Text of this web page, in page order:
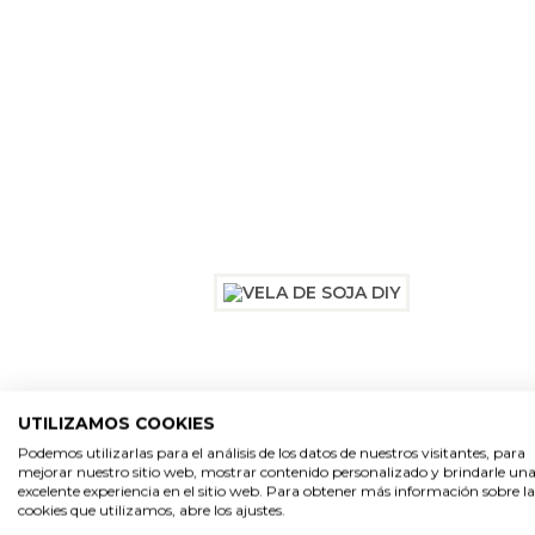
UTILIZAMOS COOKIES
Podemos utilizarlas para el análisis de los datos de nuestros visitantes, para
mejorar nuestro sitio web, mostrar contenido personalizado y brindarle una
excelente experiencia en el sitio web. Para obtener más información sobre
cookies que utilizamos, abre los ajustes.